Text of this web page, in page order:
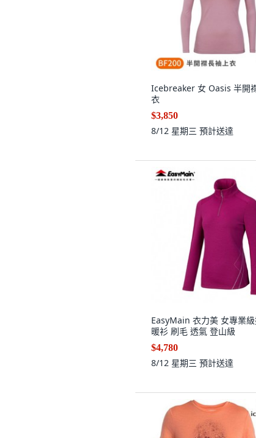
Icebreaker 女 Oasis 半開
衣
$3,850
8/12 星期三 預計送達
EasyMain 衣力美 女專業
暖衫 刷毛 透氣 登山級
$4,780
8/12 星期三 預計送達